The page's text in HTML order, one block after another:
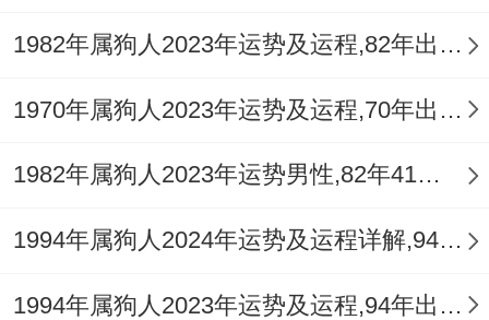
面临财源上的破耗星~行马上再2025春节期
小辈有可能捐赠一些出去，就能破【小
导留下好印象的再可以多利用空余时间、多
向身边一些同事或朋友取经，提升更多技
1982年属狗人2023年运势及运程,82年出生的41岁生肖狗2023年每月运势详解
1970年属狗人2023年运势及运程,70年出生的53岁生肖狗2023年每月运势详解
1982年属狗人2023年运势男性,82年41岁属狗男2023年每月运程怎么样
1994年属狗人2024年运势及运程详解,94年出生30岁肖狗人在2024全年每月运势完整版
1994年属狗人2023年运势及运程,94年出生的29岁生肖狗2023年每月运势详解